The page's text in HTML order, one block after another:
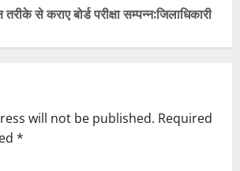
तरीके से कराए बोर्ड परीक्षा सम्पन्न:जिलाधिकारी
will not be published. Required
*